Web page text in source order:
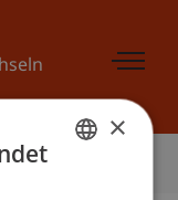
×